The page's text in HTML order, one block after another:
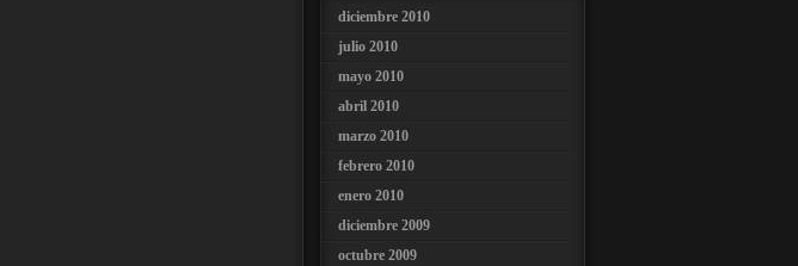
diciembre 2010
julio 2010
mayo 2010
abril 2010
marzo 2010
febrero 2010
enero 2010
diciembre 2009
octubre 2009